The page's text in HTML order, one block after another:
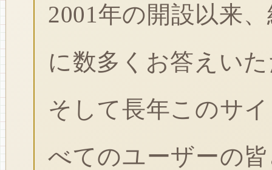
2001年の開設以来
に数多くお答えい
そして長年このサ
べてのユーザーの